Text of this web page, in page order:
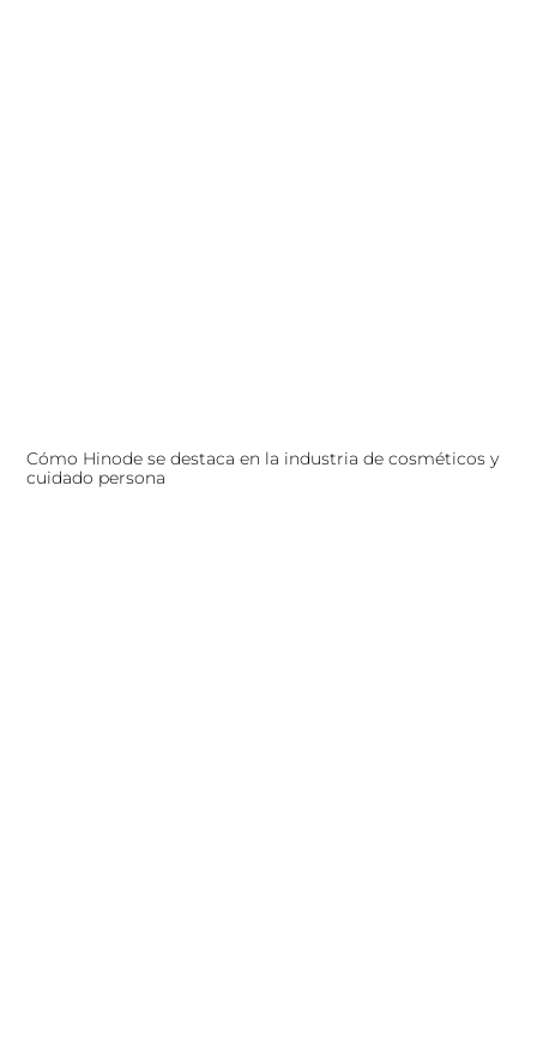
Cómo Hinode se destaca en la industria de cosméticos y
cuidado persona